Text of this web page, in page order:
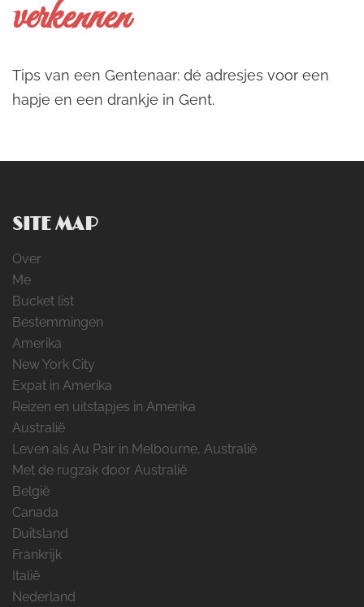
verkennen
Tips van een Gentenaar: dé adresjes voor een
hapje en een drankje in Gent.
SITE MAP
Over
Me
Bucket list
Bestemmingen
Amerika
New York City
Expat in Amerika
Reizen en uitstapjes in Amerika
Australië
Leven als Au Pair in Melbourne, Australië
Met de rugzak door Australië
België
Canada
Duitsland
Frankrijk
Italië
Nederland